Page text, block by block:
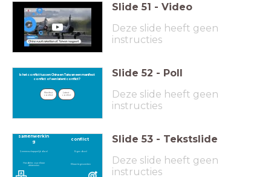
Slide 51 - Video
Deze slide heeft geen
instructies
Is het conflict tussen China en Taiwan een manifest conflict of een latent conflict?
Is het conflict tussen China en Taiwan een manifest
conflict of een latent conflict?
Manifest
conflict
Latent
conflict
Slide 52 - Poll
Deze slide heeft geen
instructies
Gemeenschappelijk doel
samenwerkin
g
Eigen doel
conflict
Elkaar tegenwerken
Handelen op elkaar
afstemmen
Slide 53 - Tekstslide
Deze slide heeft geen
instructies